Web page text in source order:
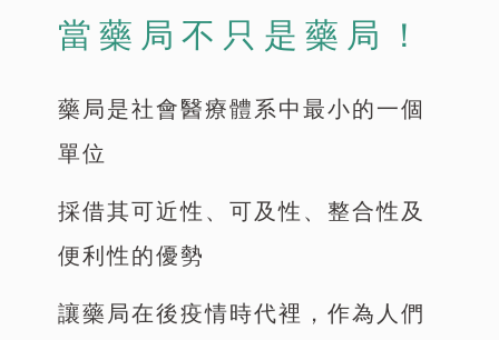
當藥局不只是藥局！
藥局是社會醫療體系中最小的一個
單位
採借其可近性、可及性、整合性及
便利性的優勢
讓藥局在後疫情時代裡，作為人們